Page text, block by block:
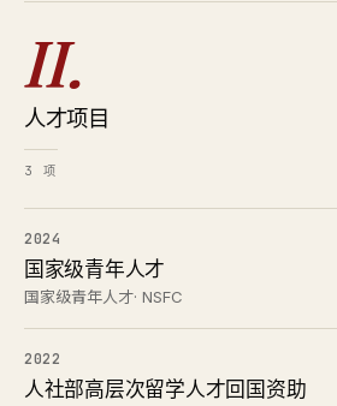
II.
人才项目
3 项
2024
国家级青年人才
国家级青年人才· NSFC
2022
人社部高层次留学人才回国资助